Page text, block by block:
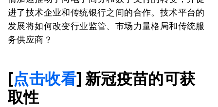
进了技术企业和传统银行之间的合作。技术平台的
发展将如何改变行业监管、市场力量格局和传统服
务供应商？
[点击收看] 新冠疫苗的可获
取性